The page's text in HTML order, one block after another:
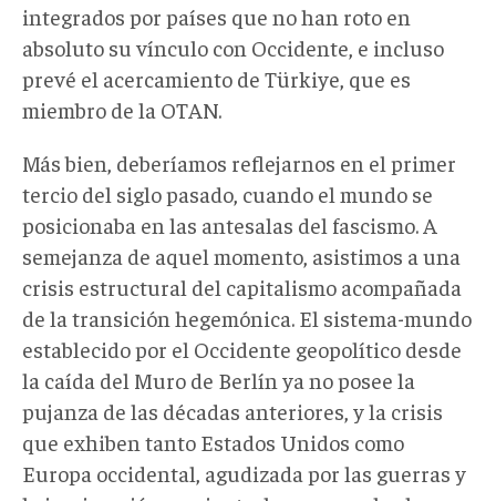
integrados por países que no han roto en
absoluto su vínculo con Occidente, e incluso
prevé el acercamiento de Türkiye, que es
miembro de la OTAN.
Más bien, deberíamos reflejarnos en el primer
tercio del siglo pasado, cuando el mundo se
posicionaba en las antesalas del fascismo. A
semejanza de aquel momento, asistimos a una
crisis estructural del capitalismo acompañada
de la transición hegemónica. El sistema-mundo
establecido por el Occidente geopolítico desde
la caída del Muro de Berlín ya no posee la
pujanza de las décadas anteriores, y la crisis
que exhiben tanto Estados Unidos como
Europa occidental, agudizada por las guerras y